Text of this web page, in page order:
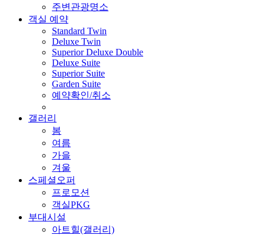
주변관광명소
객실 예약
Standard Twin
Deluxe Twin
Superior Deluxe Double
Deluxe Suite
Superior Suite
Garden Suite
예약확인/취소
갤러리
봄
여름
가을
겨울
스페셜오퍼
프로모션
객실PKG
부대시설
아트힐(갤러리)